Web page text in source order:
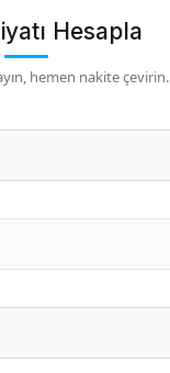
Hesapla
hemen nakite çevirin.